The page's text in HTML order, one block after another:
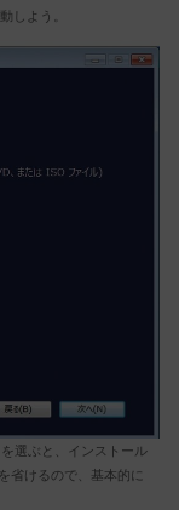
しよう。
選ぶと、インストール
省けるので、基本的に